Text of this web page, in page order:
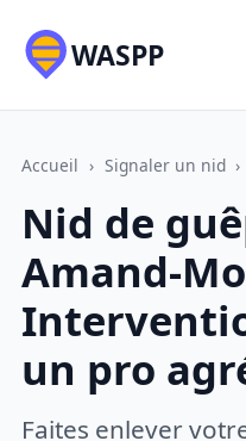
WASPP
Accueil › Signaler un nid ›
Nid de
Amand-
un pro
Faites enlever